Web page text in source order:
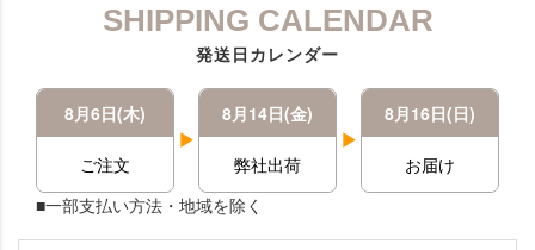
SHIPPING CALENDAR
発送日カレンダー